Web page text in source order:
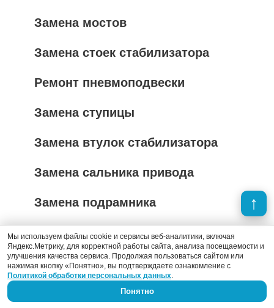
Замена мостов
Замена стоек стабилизатора
Ремонт пневмоподвески
Замена ступицы
Замена втулок стабилизатора
Замена сальника привода
Замена подрамника
Замена рычага
Замена балки
Замена стоек автомобиля
Мы используем файлы cookie и сервисы веб-аналитики, включая
Яндекс.Метрику, для корректной работы сайта, анализа посещаемости и
улучшения качества сервиса. Продолжая пользоваться сайтом или
нажимая кнопку «Понятно», вы подтверждаете ознакомление с
Политикой обработки персональных данных.
Понятно